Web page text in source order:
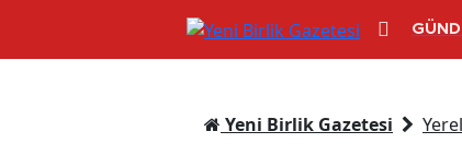
Yeni Birlik Gazetesi